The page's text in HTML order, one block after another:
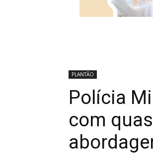
PLANTÃO
Polícia
com